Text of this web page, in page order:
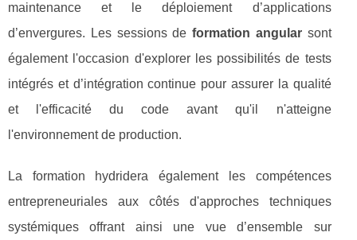
maintenance et le déploiement d’applications
d’envergures. Les sessions deformation angularsont
également l'occasion d'explorer les possibilités de tests
intégrés et d’intégration continue pour assurer la qualité
et l'efficacité du code avant qu'il n'atteigne
l'environnement de production.
La formation hydridera également les compétences
entrepreneuriales aux côtés d'approches techniques
systémiques offrant ainsi une vue d’ensemble sur